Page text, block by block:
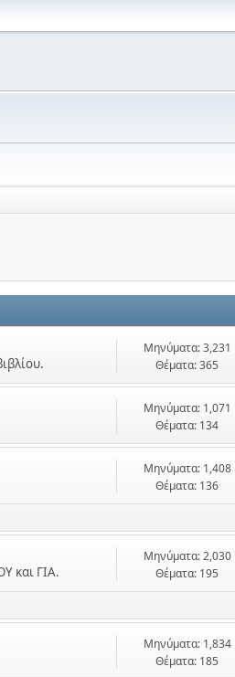
Μηνύματα: 3,231
Θέματα: 365
Μηνύματα: 1,071
Θέματα: 134
Μηνύματα: 1,408
Θέματα: 136
και ΓΙΑ.
Μηνύματα: 2,030
Θέματα: 195
Μηνύματα: 1,834
Θέματα: 185